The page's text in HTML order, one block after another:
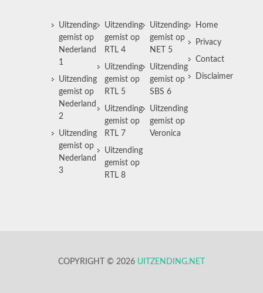
Uitzending
gemist op
Nederland
1
Uitzending
gemist op
Nederland
2
Uitzending
gemist op
Nederland
3
Uitzending
gemist op
RTL 4
Uitzending
gemist op
RTL 5
Uitzending
gemist op
RTL 7
Uitzending
gemist op
RTL 8
Uitzending
gemist op
NET 5
Uitzending
gemist op
SBS 6
Uitzending
gemist op
Veronica
Home
Privacy
Contact
Disclaimer
COPYRIGHT © 2026 UITZENDING.NET